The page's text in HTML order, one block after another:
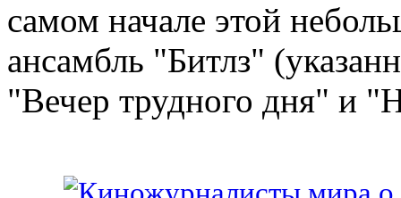
самом начале этой
ансамбль "Битлз"
"Вечер трудного дня" и